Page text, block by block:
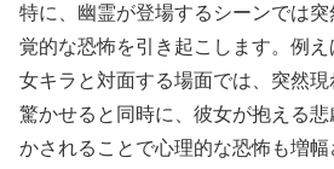
特に、幽霊が登場するシーンでは
覚的な恐怖を引き起こします。例
女キラと対面する場面では、突然
驚かせると同時に、彼女が抱える
かされることで心理的な恐怖も増幅